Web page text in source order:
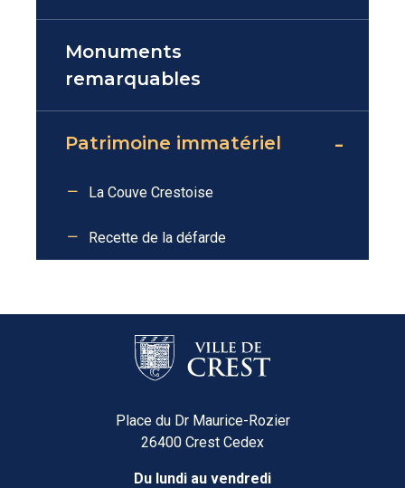
Monuments
remarquables
Patrimoine immatériel
La Couve Crestoise
Recette de la défarde
Place du Dr Maurice-Rozier
26400 Crest Cedex
Du lundi au vendredi